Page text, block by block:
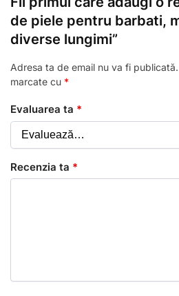
de piele pentru barbati,
diverse lungimi”
Adresa ta de email nu va fi publicată.
marcate cu *
Evaluarea ta *
Recenzia ta *